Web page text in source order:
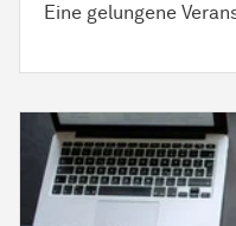
Eine gelungene